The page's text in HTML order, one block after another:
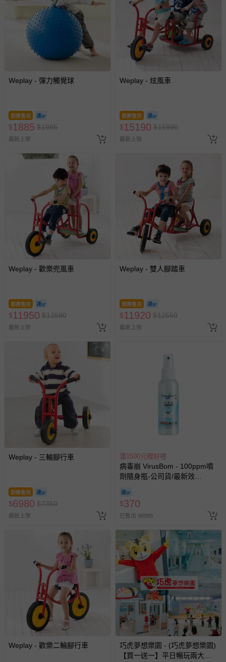
Weplay - 彈力觸覺球
即將售完
$1885 $1985
最新上架
Weplay - 炫風車
即將售完
$15190 $15990
最新上架
Weplay - 歡樂兜風車
即將售完
$11950 $12580
最新上架
Weplay - 雙人腳踏車
即將售完
$11920 $12550
最新上架
Weplay - 三輪腳行車
即將售完
$6980 $7350
最新上架
滿1500元贈好禮
病毒崩 VirusBom - 100ppm噴
劑隨身瓶-公司貨/最新效
$370
已售出 98985
Weplay - 歡樂二輪腳行車
巧虎夢想樂園 - (巧虎夢想樂園)
【買一送一】平日暢玩兩大一